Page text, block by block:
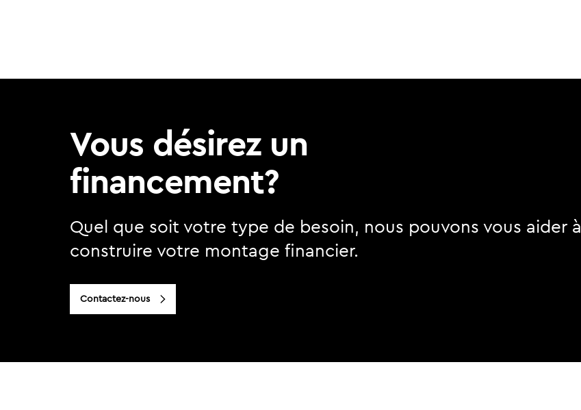
Vous désirez un
financement?
Quel que soit votre type de besoin, nous pouvons vous aider à
construire votre montage financier.
Contactez-nous